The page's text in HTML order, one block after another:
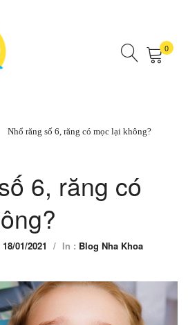
0
Nhổ răng số 6, răng có mọc lại không?
6, răng có
18/01/2021 / In : Blog Nha Khoa